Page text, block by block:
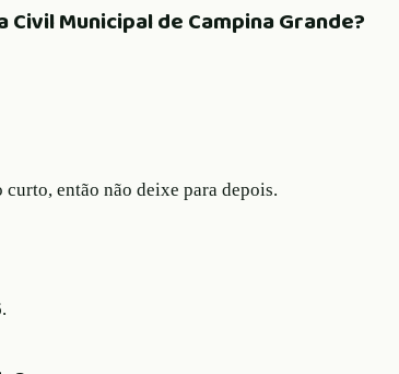
Municipal de Campina Grande?
então não deixe para depois.